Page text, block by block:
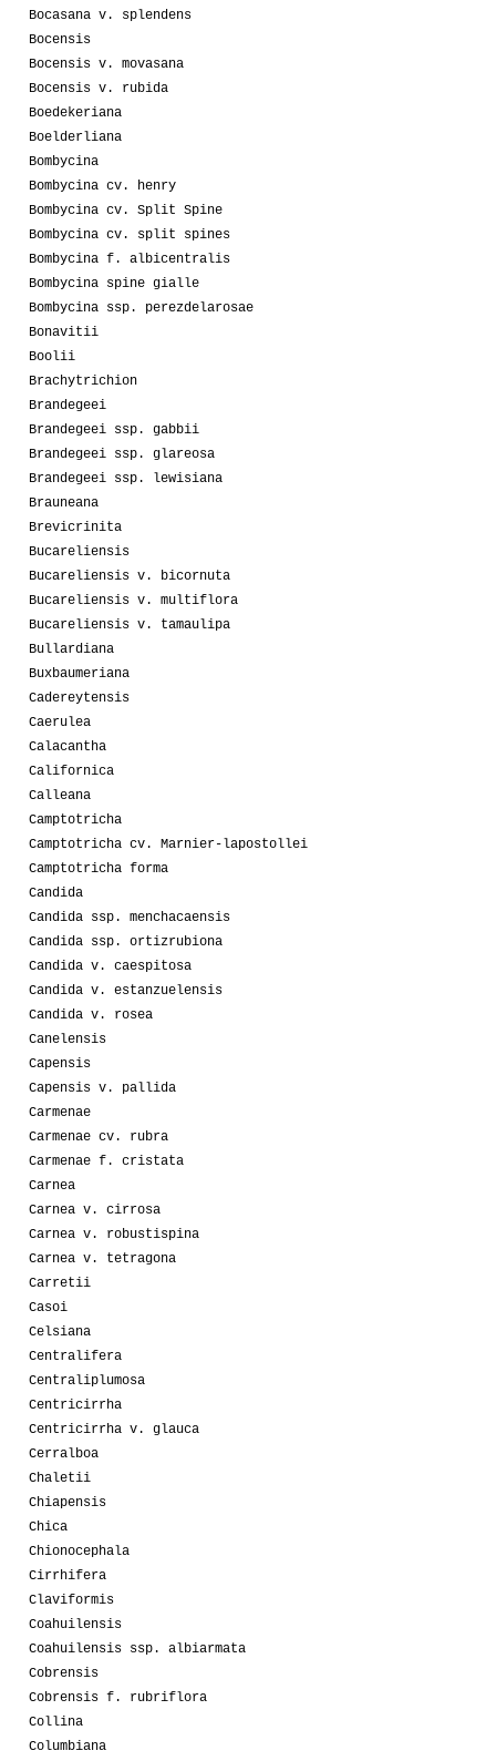
Bocasana v. splendens
Bocensis
Bocensis v. movasana
Bocensis v. rubida
Boedekeriana
Boelderliana
Bombycina
Bombycina cv. henry
Bombycina cv. Split Spine
Bombycina cv. split spines
Bombycina f. albicentralis
Bombycina spine gialle
Bombycina ssp. perezdelarosae
Bonavitii
Boolii
Brachytrichion
Brandegeei
Brandegeei ssp. gabbii
Brandegeei ssp. glareosa
Brandegeei ssp. lewisiana
Brauneana
Brevicrinita
Bucareliensis
Bucareliensis v. bicornuta
Bucareliensis v. multiflora
Bucareliensis v. tamaulipa
Bullardiana
Buxbaumeriana
Cadereytensis
Caerulea
Calacantha
Californica
Calleana
Camptotricha
Camptotricha cv. Marnier-lapostollei
Camptotricha forma
Candida
Candida ssp. menchacaensis
Candida ssp. ortizrubiona
Candida v. caespitosa
Candida v. estanzuelensis
Candida v. rosea
Canelensis
Capensis
Capensis v. pallida
Carmenae
Carmenae cv. rubra
Carmenae f. cristata
Carnea
Carnea v. cirrosa
Carnea v. robustispina
Carnea v. tetragona
Carretii
Casoi
Celsiana
Centralifera
Centraliplumosa
Centricirrha
Centricirrha v. glauca
Cerralboa
Chaletii
Chiapensis
Chica
Chionocephala
Cirrhifera
Claviformis
Coahuilensis
Coahuilensis ssp. albiarmata
Cobrensis
Cobrensis f. rubriflora
Collina
Columbiana